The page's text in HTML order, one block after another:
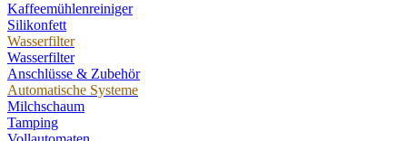
Kaffeemühlenreiniger
Silikonfett
Wasserfilter
Wasserfilter
Anschlüsse & Zubehör
Automatische Systeme
Milchschaum
Tamping